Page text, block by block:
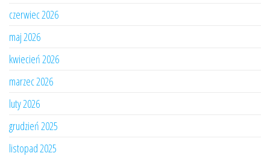
czerwiec 2026
maj 2026
kwiecień 2026
marzec 2026
luty 2026
grudzień 2025
listopad 2025